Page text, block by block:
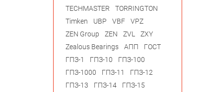
TECHMASTER
TORRINGTON
Timken
UBP VBF
VPZ
ZEN Group
ZEN ZVL
ZXY
Zealous Bearings
АПП
ГОСТ
ГПЗ-1
ГПЗ-10
ГПЗ-100
ГПЗ-1000
ГПЗ-11
ГПЗ-12
ГПЗ-13
ГПЗ-14
ГПЗ-15